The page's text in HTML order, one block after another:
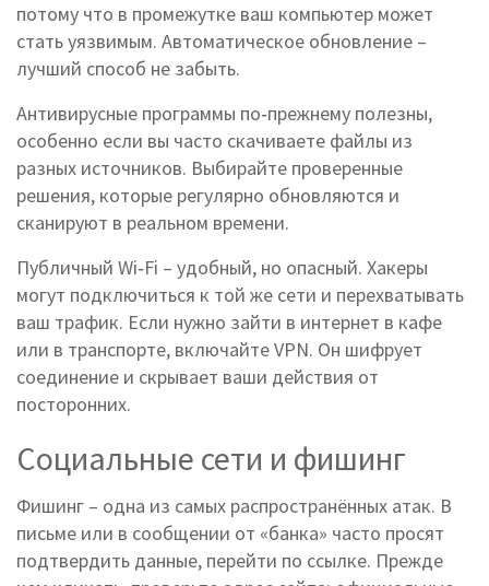
потому что в промежутке ваш компьютер может
стать уязвимым. Автоматическое обновление –
лучший способ не забыть.
Антивирусные программы по‑прежнему полезны,
особенно если вы часто скачиваете файлы из
разных источников. Выбирайте проверенные
решения, которые регулярно обновляются и
сканируют в реальном времени.
Публичный Wi‑Fi – удобный, но опасный. Хакеры
могут подключиться к той же сети и перехватывать
ваш трафик. Если нужно зайти в интернет в кафе
или в транспорте, включайте VPN. Он шифрует
соединение и скрывает ваши действия от
посторонних.
Социальные сети и фишинг
Фишинг – одна из самых распространённых атак. В
письме или в сообщении от «банка» часто просят
подтвердить данные, перейти по ссылке. Прежде